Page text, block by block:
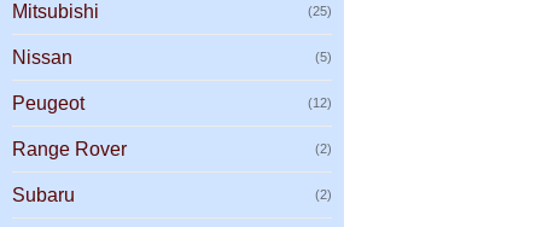
Mitsubishi (25)
Nissan (5)
Peugeot (12)
Range Rover (2)
Subaru (2)